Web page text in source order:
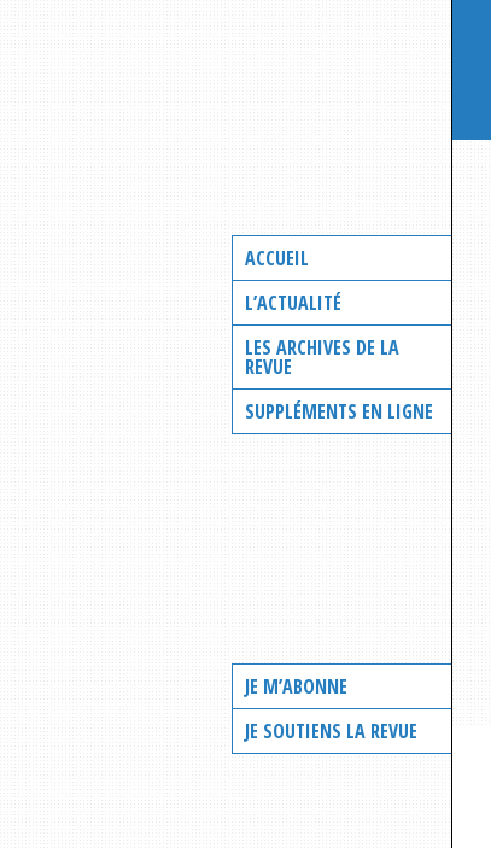
ACCUEIL
L’ACTUALITÉ
LES ARCHIVES DE LA
REVUE
SUPPLÉMENTS EN LIGNE
JE M’ABONNE
JE SOUTIENS LA REVUE